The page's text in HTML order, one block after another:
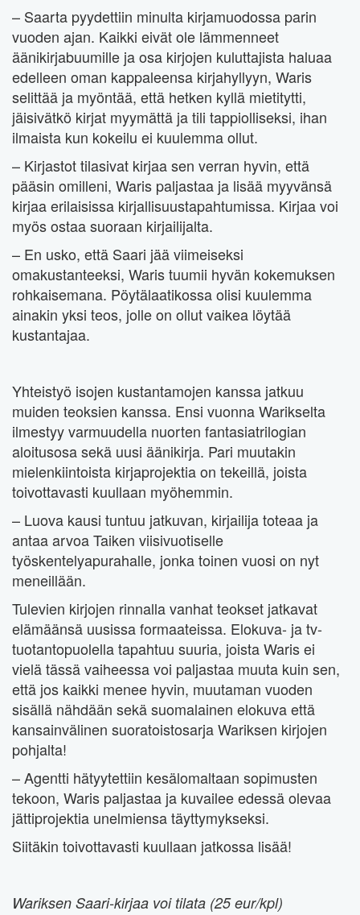
– Saarta pyydettiin minulta kirjamuodossa parin
vuoden ajan. Kaikki eivät ole lämmenneet
äänikirjabuumille ja osa kirjojen kuluttajista haluaa
edelleen oman kappaleensa kirjahyllyyn, Waris
selittää ja myöntää, että hetken kyllä mietitytti,
jäisivätkö kirjat myymättä ja tili tappiolliseksi, ihan
ilmaista kun kokeilu ei kuulemma ollut.
– Kirjastot tilasivat kirjaa sen verran hyvin, että
pääsin omilleni, Waris paljastaa ja lisää myyvänsä
kirjaa erilaisissa kirjallisuustapahtumissa. Kirjaa voi
myös ostaa suoraan kirjailijalta.
– En usko, että Saari jää viimeiseksi
omakustanteeksi, Waris tuumii hyvän kokemuksen
rohkaisemana. Pöytälaatikossa olisi kuulemma
ainakin yksi teos, jolle on ollut vaikea löytää
kustantajaa.
Yhteistyö isojen kustantamojen kanssa jatkuu
muiden teoksien kanssa. Ensi vuonna Warikselta
ilmestyy varmuudella nuorten fantasiatrilogian
aloitusosa sekä uusi äänikirja. Pari muutakin
mielenkiintoista kirjaprojektia on tekeillä, joista
toivottavasti kuullaan myöhemmin.
– Luova kausi tuntuu jatkuvan, kirjailija toteaa ja
antaa arvoa Taiken viisivuotiselle
työskentelyapurahalle, jonka toinen vuosi on nyt
meneillään.
Tulevien kirjojen rinnalla vanhat teokset jatkavat
elämäänsä uusissa formaateissa. Elokuva- ja tv-
tuotantopuolella tapahtuu suuria, joista Waris ei
vielä tässä vaiheessa voi paljastaa muuta kuin sen,
että jos kaikki menee hyvin, muutaman vuoden
sisällä nähdään sekä suomalainen elokuva että
kansainvälinen suoratoistosarja Wariksen kirjojen
pohjalta!
– Agentti hätyytettiin kesälomaltaan sopimusten
tekoon, Waris paljastaa ja kuvailee edessä olevaa
jättiprojektia unelmiensa täyttymykseksi.
Siitäkin toivottavasti kuullaan jatkossa lisää!
Wariksen Saari-kirjaa voi tilata (25 eur/kpl)